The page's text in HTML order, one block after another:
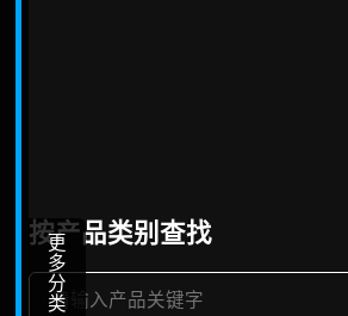
按产品类别查找
更
多
分
类